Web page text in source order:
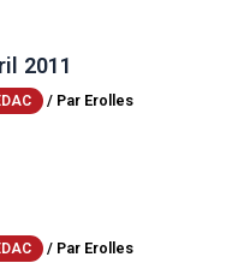
2011
/ Par Erolles
/ Par Erolles